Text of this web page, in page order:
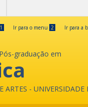
1 Ir para o menu 2 Ir para a
graduação em
ARTES -